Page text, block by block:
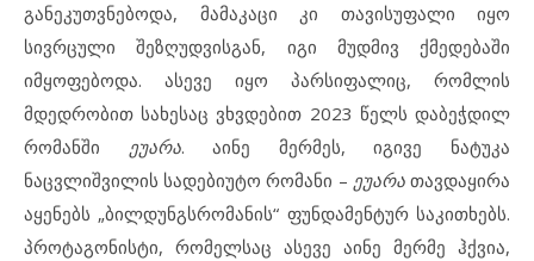
განეკუთვნებოდა, მამაკაცი კი თავისუფალი იყო
სივრცული შეზღუდვისგან, იგი მუდმივ ქმედებაში
იმყოფებოდა. ასევე იყო პარსიფალიც, რომლის
მდედრობით სახესაც ვხვდებით 2023 წელს დაბეჭდილ
რომანში ეუარა. აინე მერმეს, იგივე ნატუკა
ნაცვლიშვილის სადებიუტო რომანი – ეუარათავდაყირა
აყენებს „ბილდუნგსრომანის“ ფუნდამენტურ საკითხებს.
პროტაგონისტი, რომელსაც ასევე აინე მერმე ჰქვია,